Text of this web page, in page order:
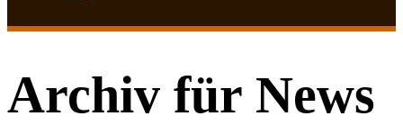
Archiv für News